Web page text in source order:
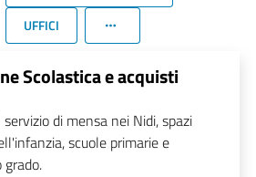
UFFICI
Scolastica e acquisti
di mensa nei Nidi, spazi
scuole primarie e
grado.